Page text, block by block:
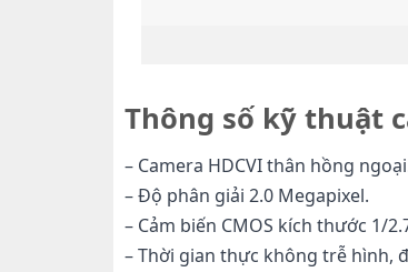
Thông số kỹ thuật
– Camera HDCVI thân hồng
– Độ phân giải 2.0 Megapixel.
– Cảm biến CMOS kích thước 1/
– Thời gian thực không trễ hình,